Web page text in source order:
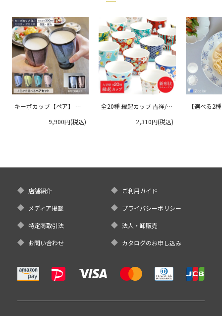
キーポカップ【ペア】 ラ
9,900円(税込)
全20種 縁起カップ 吉祥/青
2,310円(税込)
【選べる2
店舗紹介 ご利用ガイド
メディア掲載 プライバシーポリシー
特定商取引法 法人・卸販売
お問い合わせ カタログのお申し込み